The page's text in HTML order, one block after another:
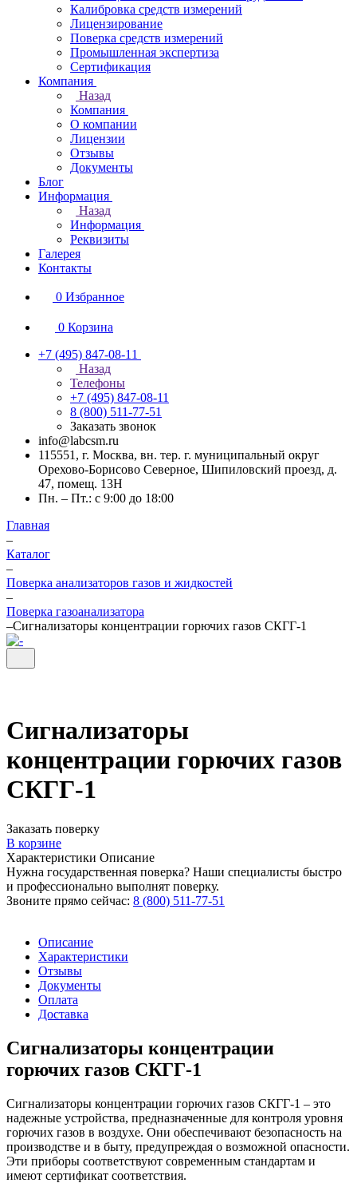
Калибровка средств измерений
Лицензирование
Поверка средств измерений
Промышленная экспертиза
Сертификация
Компания
Назад
Компания
О компании
Лицензии
Отзывы
Документы
Блог
Информация
Назад
Информация
Реквизиты
Галерея
Контакты
0 Избранное
0 Корзина
+7 (495) 847-08-11
Назад
Телефоны
+7 (495) 847-08-11
8 (800) 511-77-51
Заказать звонок
info@labcsm.ru
115551, г. Москва, вн. тер. г. муниципальный округ
Орехово-Борисово Северное, Шипиловский проезд, д.
47, помещ. 13Н
Пн. – Пт.: с 9:00 до 18:00
Главная
–
Каталог
–
Поверка анализаторов газов и жидкостей
–
Поверка газоанализатора
–Сигнализаторы концентрации горючих газов СКГГ-1
Сигнализаторы
концентрации горючих газов
СКГГ-1
Заказать поверку
В корзине
Характеристики Описание
Нужна государственная поверка? Наши специалисты быстро
и профессионально выполнят поверку.
Звоните прямо сейчас: 8 (800) 511-77-51
Описание
Характеристики
Отзывы
Документы
Оплата
Доставка
Сигнализаторы концентрации
горючих газов СКГГ-1
Сигнализаторы концентрации горючих газов СКГГ-1 – это
надежные устройства, предназначенные для контроля уровня
горючих газов в воздухе. Они обеспечивают безопасность на
производстве и в быту, предупреждая о возможной опасности.
Эти приборы соответствуют современным стандартам и
имеют сертификат соответствия.